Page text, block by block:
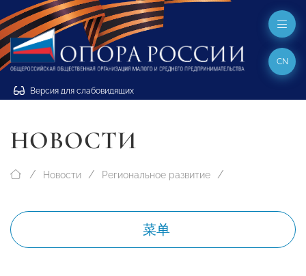
Версия для слабовидящих
CN
НОВОСТИ
Новости Региональное развитие
菜单